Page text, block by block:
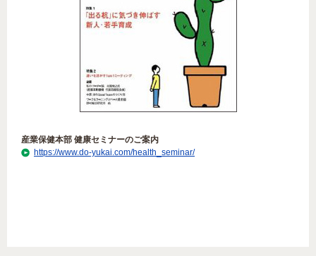
産業保健本部 健康セミナーのご案内
https://www.do-yukai.com/health_seminar/